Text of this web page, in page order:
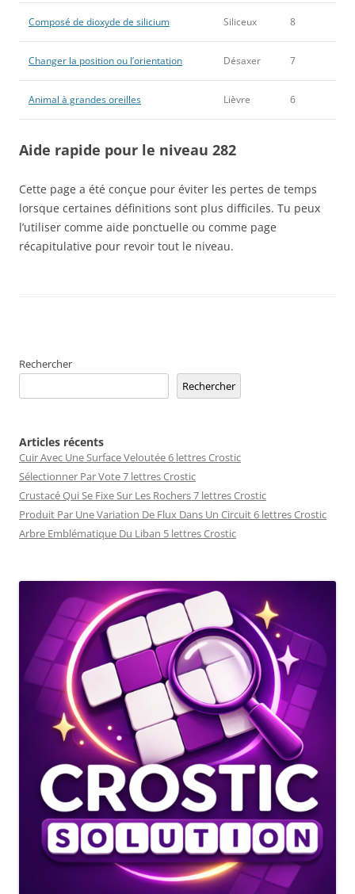
Composé de dioxyde de silicium Siliceux 8
Changer la position ou l’orientation Désaxer 7
Animal à grandes oreilles Lièvre 6
Aide rapide pour le niveau 282
Cette page a été conçue pour éviter les pertes de temps
lorsque certaines définitions sont plus difficiles. Tu peux
l’utiliser comme aide ponctuelle ou comme page
récapitulative pour revoir tout le niveau.
Rechercher
Rechercher
Articles récents
Cuir Avec Une Surface Veloutée 6 lettres Crostic
Sélectionner Par Vote 7 lettres Crostic
Crustacé Qui Se Fixe Sur Les Rochers 7 lettres Crostic
Produit Par Une Variation De Flux Dans Un Circuit 6 lettres Crostic
Arbre Emblématique Du Liban 5 lettres Crostic